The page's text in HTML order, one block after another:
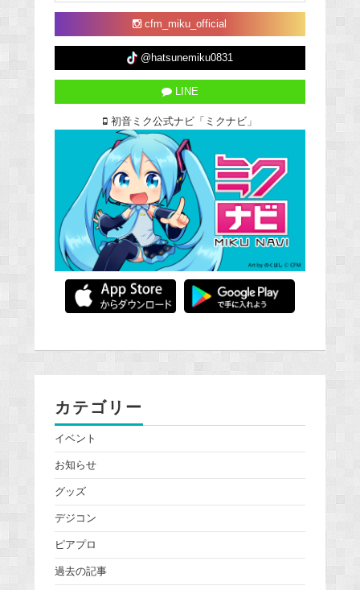
cfm_miku_official
@hatsunemiku0831
LINE
初音ミク公式ナビ「ミクナビ」
カテゴリー
イベント
お知らせ
グッズ
デジコン
ピアプロ
過去の記事